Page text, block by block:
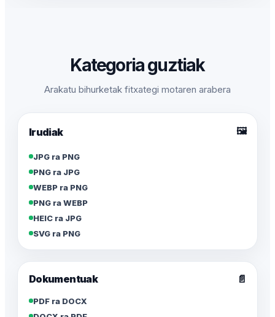
Kategoria guztiak
Arakatu bihurketak fitxategi motaren arabera
Irudiak 🖼️
JPG ra PNG
PNG ra JPG
WEBP ra PNG
PNG ra WEBP
HEIC ra JPG
SVG ra PNG
Dokumentuak 📄
PDF ra DOCX